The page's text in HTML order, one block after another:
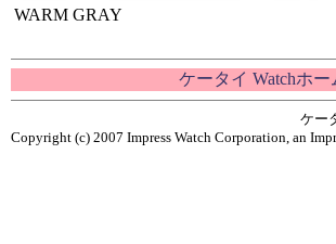
WARM GRAY
ケータイ Watchホ
ケー
Copyright (c) 2007 Impress Watch Corporation, an